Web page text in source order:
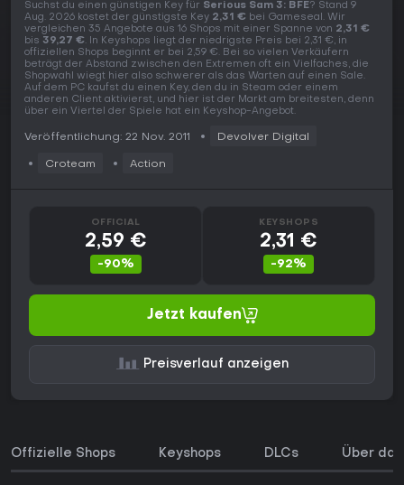
Suchst du einen günstigen Key für Serious Sam 3: BFE? Stand 9
Aug. 2026 kostet der günstigste Key 2,31 € bei Gameseal. Wir
vergleichen 35 Angebote aus 16 Shops mit einer Spanne von 2,31 €
bis 39,27 €. In Keyshops liegt der niedrigste Preis bei 2,31 €, in
offiziellen Shops beginnt er bei 2,59 €. Bei so vielen Verkäufern
beträgt der Abstand zwischen den Extremen oft ein Vielfaches, die
Shopwahl wiegt hier also schwerer als das Warten auf einen Sale.
Auf dem PC kaufst du einen Key, den du in Steam oder einem
anderen Client aktivierst, und hier ist der Markt am breitesten, denn
über ein Viertel der Spiele hat ein Keyshop-Angebot.
Veröffentlichung: 22 Nov. 2011 Devolver Digital
Croteam Action
OFFICIAL
2,59 €
-90%
KEYSHOPS
2,31 €
-92%
Jetzt kaufen
Preisverlauf anzeigen
Offizielle Shops Keyshops DLCs Über